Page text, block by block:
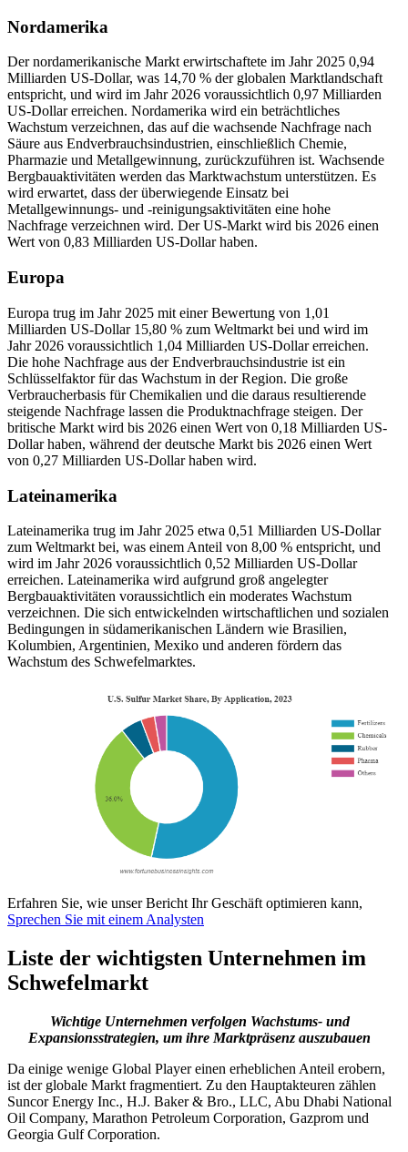
Nordamerika
Der nordamerikanische Markt erwirtschaftete im Jahr 2025 0,94
Milliarden US-Dollar, was 14,70 % der globalen Marktlandschaft
entspricht, und wird im Jahr 2026 voraussichtlich 0,97 Milliarden
US-Dollar erreichen. Nordamerika wird ein beträchtliches
Wachstum verzeichnen, das auf die wachsende Nachfrage nach
Säure aus Endverbrauchsindustrien, einschließlich Chemie,
Pharmazie und Metallgewinnung, zurückzuführen ist. Wachsende
Bergbauaktivitäten werden das Marktwachstum unterstützen. Es
wird erwartet, dass der überwiegende Einsatz bei
Metallgewinnungs- und -reinigungsaktivitäten eine hohe
Nachfrage verzeichnen wird. Der US-Markt wird bis 2026 einen
Wert von 0,83 Milliarden US-Dollar haben.
Europa
Europa trug im Jahr 2025 mit einer Bewertung von 1,01
Milliarden US-Dollar 15,80 % zum Weltmarkt bei und wird im
Jahr 2026 voraussichtlich 1,04 Milliarden US-Dollar erreichen.
Die hohe Nachfrage aus der Endverbrauchsindustrie ist ein
Schlüsselfaktor für das Wachstum in der Region. Die große
Verbraucherbasis für Chemikalien und die daraus resultierende
steigende Nachfrage lassen die Produktnachfrage steigen. Der
britische Markt wird bis 2026 einen Wert von 0,18 Milliarden US-
Dollar haben, während der deutsche Markt bis 2026 einen Wert
von 0,27 Milliarden US-Dollar haben wird.
Lateinamerika
Lateinamerika trug im Jahr 2025 etwa 0,51 Milliarden US-Dollar
zum Weltmarkt bei, was einem Anteil von 8,00 % entspricht, und
wird im Jahr 2026 voraussichtlich 0,52 Milliarden US-Dollar
erreichen. Lateinamerika wird aufgrund groß angelegter
Bergbauaktivitäten voraussichtlich ein moderates Wachstum
verzeichnen. Die sich entwickelnden wirtschaftlichen und sozialen
Bedingungen in südamerikanischen Ländern wie Brasilien,
Kolumbien, Argentinien, Mexiko und anderen fördern das
Wachstum des Schwefelmarktes.
Erfahren Sie, wie unser Bericht Ihr Geschäft optimieren kann,
Sprechen Sie mit einem Analysten
Liste der wichtigsten Unternehmen im
Schwefelmarkt
Wichtige Unternehmen verfolgen Wachstums- und
Expansionsstrategien, um ihre Marktpräsenz auszubauen
Da einige wenige Global Player einen erheblichen Anteil erobern,
ist der globale Markt fragmentiert. Zu den Hauptakteuren zählen
Suncor Energy Inc., H.J. Baker & Bro., LLC, Abu Dhabi National
Oil Company, Marathon Petroleum Corporation, Gazprom und
Georgia Gulf Corporation.